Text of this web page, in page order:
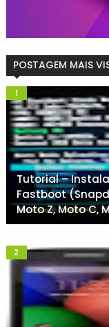
POSTAGEM MAIS
Tutorial –
Fastboot
Moto Z, Moto C,